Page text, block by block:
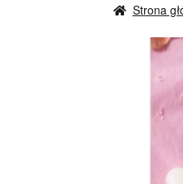
Strona